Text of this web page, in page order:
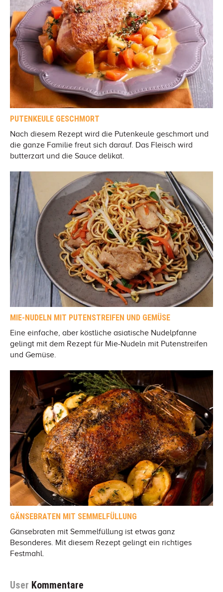
PUTENKEULE GESCHMORT
Nach diesem Rezept wird die Putenkeule geschmort und
die ganze Familie freut sich darauf. Das Fleisch wird
butterzart und die Sauce delikat.
MIE-NUDELN MIT PUTENSTREIFEN UND GEMÜSE
Eine einfache, aber köstliche asiatische Nudelpfanne
gelingt mit dem Rezept für Mie-Nudeln mit Putenstreifen
und Gemüse.
GÄNSEBRATEN MIT SEMMELFÜLLUNG
Gänsebraten mit Semmelfüllung ist etwas ganz
Besonderes. Mit diesem Rezept gelingt ein richtiges
Festmahl.
User Kommentare